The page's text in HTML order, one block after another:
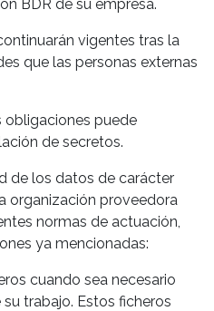
BDR de su empresa.
vigentes tras la
que las personas externas
obligaciones puede
de secretos.
de los datos de carácter
organización proveedora
normas de actuación,
ya mencionadas:
cuando sea necesario
trabajo. Estos ficheros